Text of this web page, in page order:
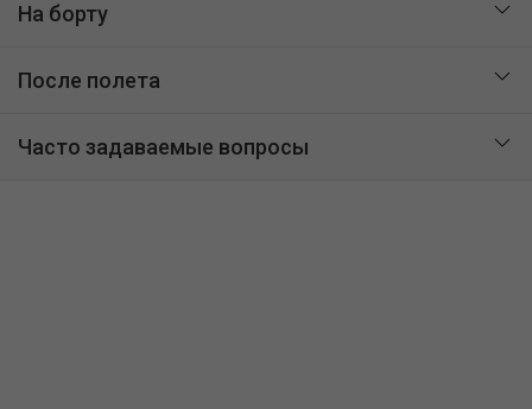
На борту
После полета
Часто задаваемые вопросы